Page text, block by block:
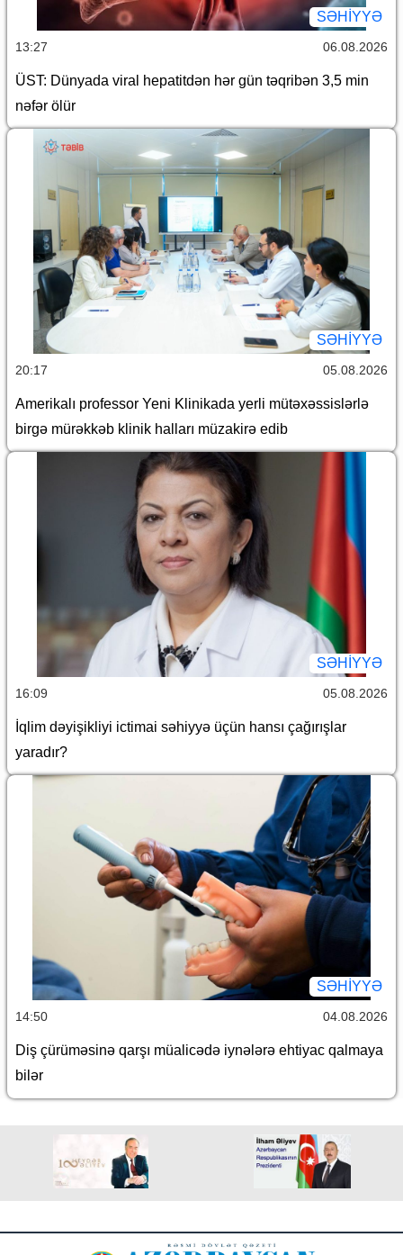
SƏHIYYƏ
13:27 06.08.2026
ÜST: Dünyada viral hepatitdən hər gün təqribən 3,5 min
nəfər ölür
SƏHIYYƏ
20:17 05.08.2026
Amerikalı professor Yeni Klinikada yerli mütəxəssislərlə
birgə mürəkkəb klinik halları müzakirə edib
SƏHIYYƏ
16:09 05.08.2026
İqlim dəyişikliyi ictimai səhiyyə üçün hansı çağırışlar
yaradır?
SƏHIYYƏ
14:50 04.08.2026
Diş çürüməsinə qarşı müalicədə iynələrə ehtiyac qalmaya
bilər